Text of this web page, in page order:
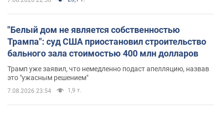
"Белый дом не является собственностью
Трампа": суд США приостановил строительство
бального зала стоимостью 400 млн долларов
Трамп уже заявил, что немедленно подаст апелляцию, назвав
это "ужасным решением"
7.08.2026 23:54 1,9 т.